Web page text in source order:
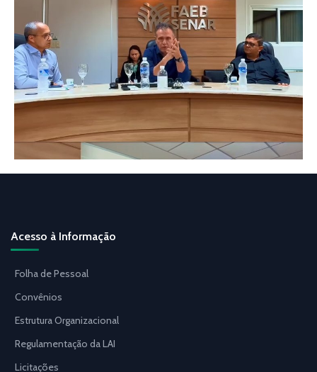
Acesso à Informação
Folha de Pessoal
Convênios
Estrutura Organizacional
Regulamentação da LAI
Licitações